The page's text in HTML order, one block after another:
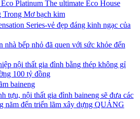
Platinum The ultimate Eco House
Trong Mơ bạch kim
Series-vẻ đẹp đáng kinh ngạc của
nhà bếp nhỏ đã quen với sức khỏe đến
nội thất gia đình bằng thép không gỉ
100 tỷ đồng
baineng
tựu, nội thất gia đình baineng sẽ đưa các
năm đến triển lãm xây dựng QUẢNG